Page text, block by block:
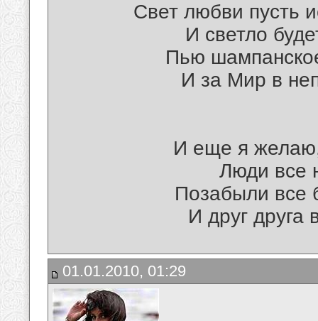
Свет любви пусть
И светло
Пью
И за Мир в
И еще я
Люди все
Позабыли все
И друг друга
01.01.2010, 01:29